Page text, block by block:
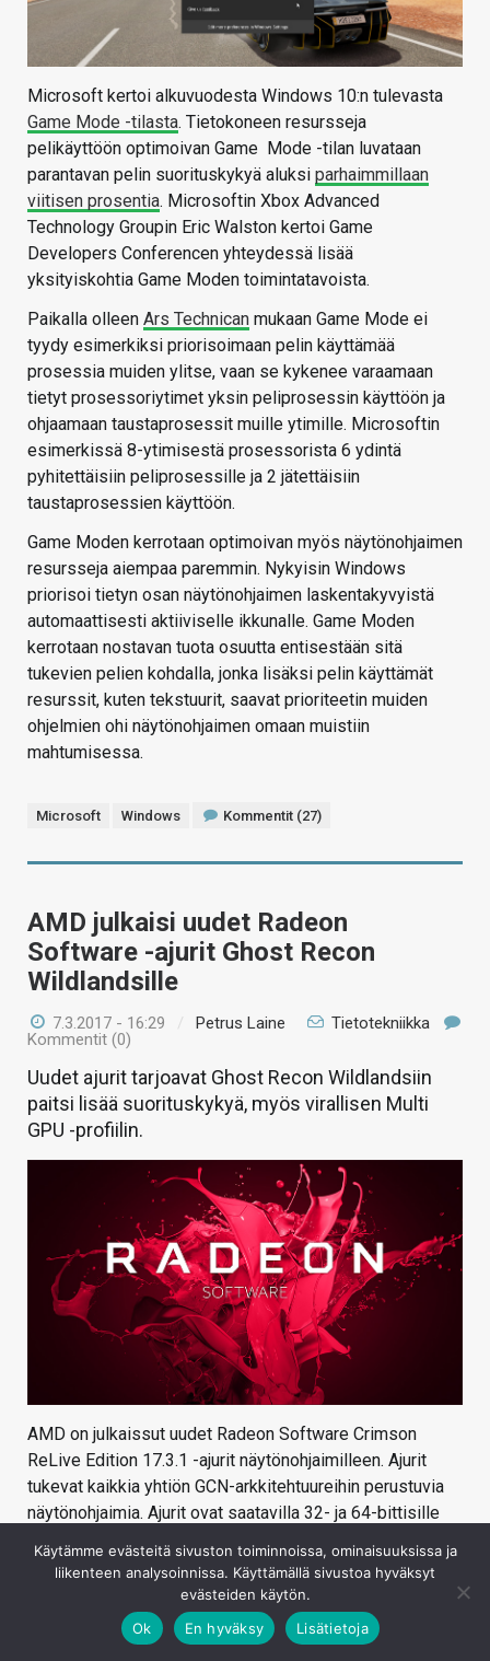
Microsoft kertoi alkuvuodesta Windows 10:n tulevasta
Game Mode -tilasta. Tietokoneen resursseja
pelikäyttöön optimoivan Game Mode -tilan luvataan
parantavan pelin suorituskykyä aluksi parhaimmillaan
viitisen prosentia. Microsoftin Xbox Advanced
Technology Groupin Eric Walston kertoi Game
Developers Conferencen yhteydessä lisää
yksityiskohtia Game Moden toimintatavoista.
Paikalla olleen Ars Technican mukaan Game Mode ei
tyydy esimerkiksi priorisoimaan pelin käyttämää
prosessia muiden ylitse, vaan se kykenee varaamaan
tietyt prosessoriytimet yksin peliprosessin käyttöön ja
ohjaamaan taustaprosessit muille ytimille. Microsoftin
esimerkissä 8-ytimisestä prosessorista 6 ydintä
pyhitettäisiin peliprosessille ja 2 jätettäisiin
taustaprosessien käyttöön.
Game Moden kerrotaan optimoivan myös näytönohjaimen
resursseja aiempaa paremmin. Nykyisin Windows
priorisoi tietyn osan näytönohjaimen laskentakyvyistä
automaattisesti aktiiviselle ikkunalle. Game Moden
kerrotaan nostavan tuota osuutta entisestään sitä
tukevien pelien kohdalla, jonka lisäksi pelin käyttämät
resurssit, kuten tekstuurit, saavat prioriteetin muiden
ohjelmien ohi näytönohjaimen omaan muistiin
mahtumisessa.
Microsoft Windows Kommentit (27)
AMD julkaisi uudet Radeon
Software -ajurit Ghost Recon
Wildlandsille
7.3.2017 - 16:29 / Petrus Laine
Tietotekniikka
Kommentit (0)
Uudet ajurit tarjoavat Ghost Recon Wildlandsiin
paitsi lisää suorituskykyä, myös virallisen Multi
GPU -profiilin.
AMD on julkaissut uudet Radeon Software Crimson
ReLive Edition 17.3.1 -ajurit näytönohjaimilleen. Ajurit
tukevat kaikkia yhtiön GCN-arkkitehtuureihin perustuvia
näytönohjaimia. Ajurit ovat saatavilla 32- ja 64-bittisille
Windows 8.1:lle. AMD lopettin ajurituen 32-bittiselle
Windows 8.1:lle viime kuussa.
Radeon Software 17.3.1 -ajureiden merkittävin uudistus
Käytämme evästeitä sivuston toiminnoissa, ominaisuuksissa ja
liikenteen analysoinnissa. Käyttämällä sivustoa hyväksyt
evästeiden käytön.
Ok
En hyväksy Lisätietoja